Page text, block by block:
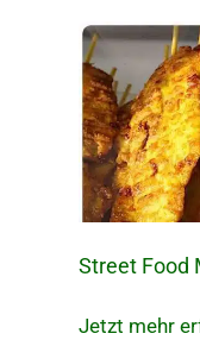
Street Food
Street
Markt
Jetzt mehr